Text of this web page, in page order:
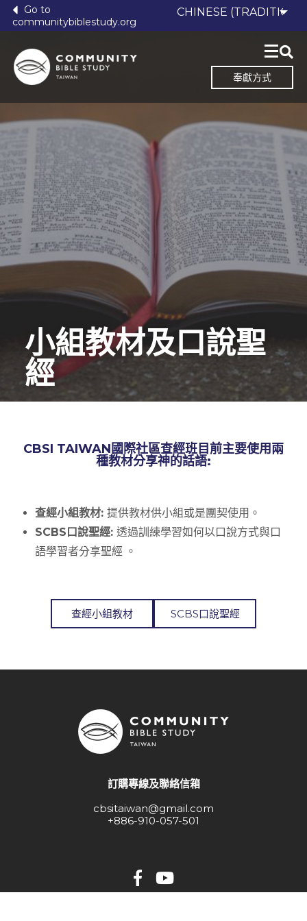
Go to
communitybiblestudy.org
奉獻方式
小組教材及口說聖
經
CBSI TAIWAN國際社區查經班目前主要使用兩
種教材分享神的話語:
查經小組教材:提供教材供小組或是團契使用。
SCBS口說聖經:透過訓練學習如何以口說方式與口
語學習者分享聖經 。
查經小組​教材 SCBS口說聖經
訂購專線及聯絡信箱
cbsitaiwan@gmail.com
+886-910-057-501